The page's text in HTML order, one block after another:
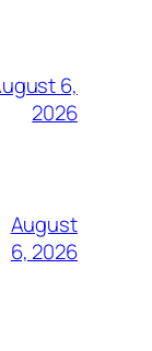
6,
2026
August
6, 2026